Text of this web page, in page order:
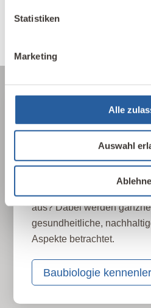
Statistiken
Marketing
Alle
Auswahl
Über die
Die Baubiologie
Beziehung zwischen
gebauten Umwelt. Wie
aus? Dabei werden
gesundheitliche,
Aspekte betrachtet.
Baubiologie